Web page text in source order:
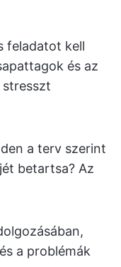
feladatot kell
és az
stresszt
a terv szerint
betartsa? Az
a problémák